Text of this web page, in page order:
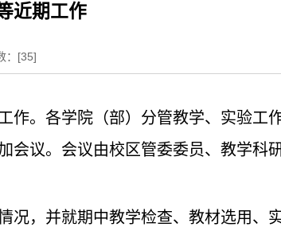
近期工作
：[35]
作。各学院（部）分管教学、实验工
会议。会议由校区管委委员、教学科
况，并就期中教学检查、教材选用、